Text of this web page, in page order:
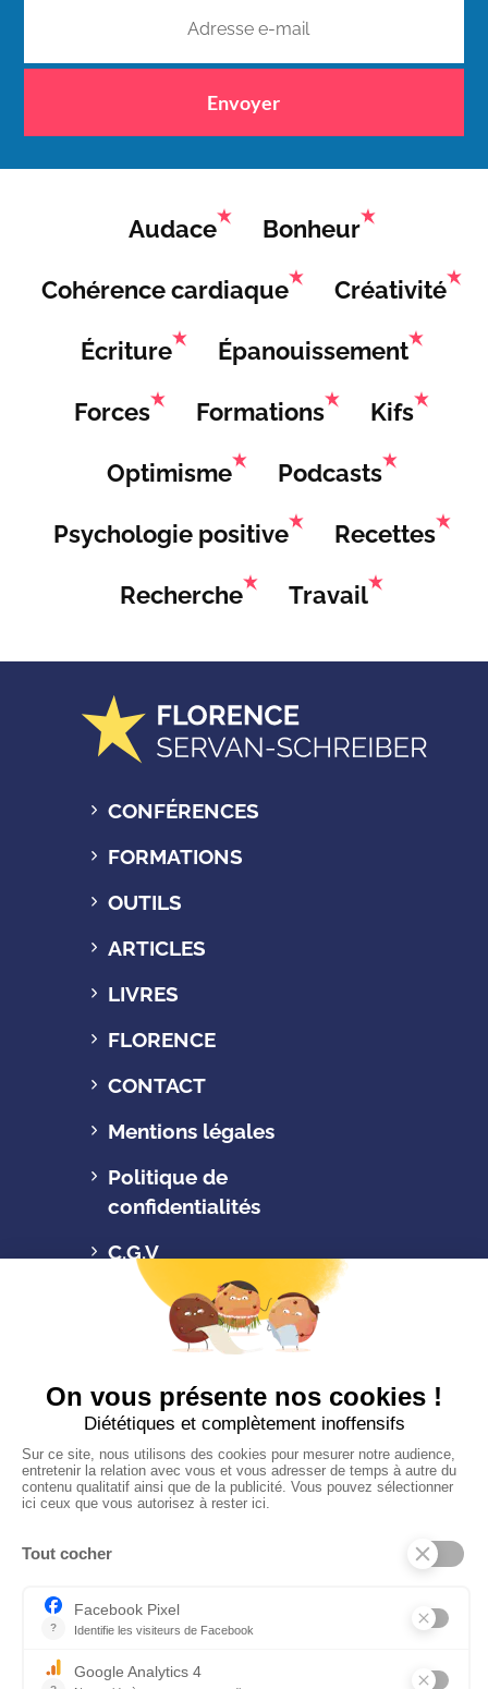
Envoyer
Audace Bonheur
Cohérence cardiaque Créativité
Écriture Épanouissement
Forces Formations Kifs
Optimisme Podcasts
Psychologie positive Recettes
Recherche Travail
CONFÉRENCES
FORMATIONS
OUTILS
ARTICLES
LIVRES
FLORENCE
CONTACT
Mentions légales
Politique de
confidentialités
C.G.V
Suivez-nous
CONTACTEZ-NOUS
Florence Servan-Schreiber © 2026